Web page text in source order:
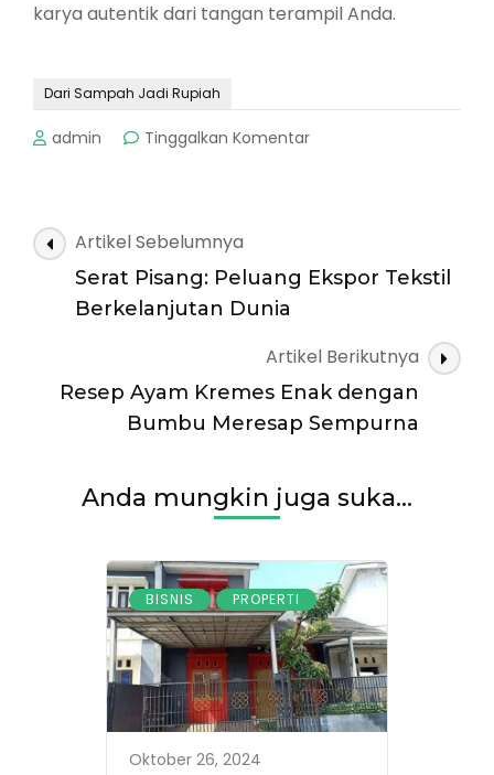
karya autentik dari tangan terampil Anda.
Dari Sampah Jadi Rupiah
admin Tinggalkan Komentarpada
Branding
Pisang
Navigasi
Artikel
Artikel Sebelumnya
Serat Pisang: Peluang Ekspor Tekstil
Berkelanjutan Dunia
Artikel Berikutnya
Resep Ayam Kremes Enak dengan
Bumbu Meresap Sempurna
Anda mungkin juga suka...
BISNIS , PROPERTI
Oktober 26, 2024